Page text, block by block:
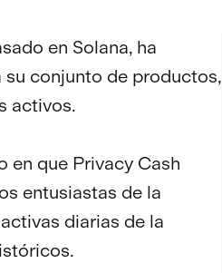
en Solana, ha
conjunto de productos,
activos.
en que Privacy Cash
entusiastas de la
diarias de la